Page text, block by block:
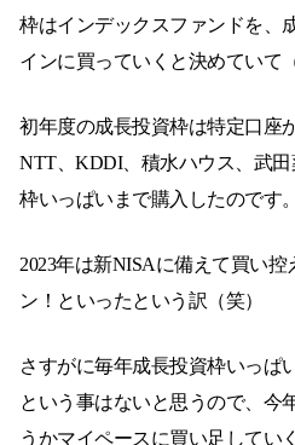
枠はインデックスファンドを、
インに買っていくと決めていて
初年度の成長投資枠は特定口座
NTT、KDDI、積水ハウス、武
枠いっぱいまで購入したのです。
2023年は新NISAに備えて買い
ン！といったという訳（笑）
さすがに毎年成長投資枠いっぱ
という事はないと思うので、今
うかマイペースに買い足してい